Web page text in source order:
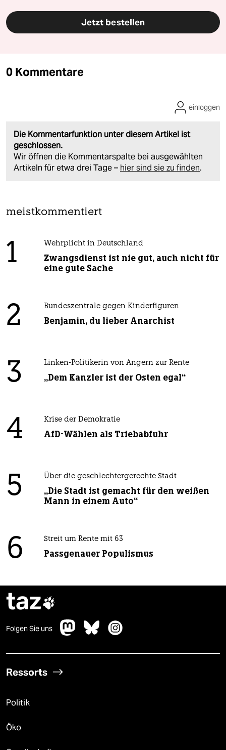
Jetzt bestellen
0 Kommentare
Die Kommentarfunktion unter diesem Artikel ist
geschlossen.
Wir öffnen die Kommentarspalte bei ausgewählten
Artikeln für etwa drei Tage – hier sind sie zu finden.
einloggen
meistkommentiert
1 Wehrplicht in Deutschland
Zwangsdienst ist nie gut, auch nicht für
eine gute Sache
2 Bundeszentrale gegen Kinderfiguren
Benjamin, du lieber Anarchist
3 Linken-Politikerin von Angern zur Rente
„Dem Kanzler ist der Osten egal“
4 Krise der Demokratie
AfD-Wählen als Triebabfuhr
5 Über die geschlechtergerechte Stadt
„Die Stadt ist gemacht für den weißen
Mann in einem Auto“
6 Streit um Rente mit 63
Passgenauer Populismus
taz
Folgen Sie uns
Ressorts
Politik
Öko